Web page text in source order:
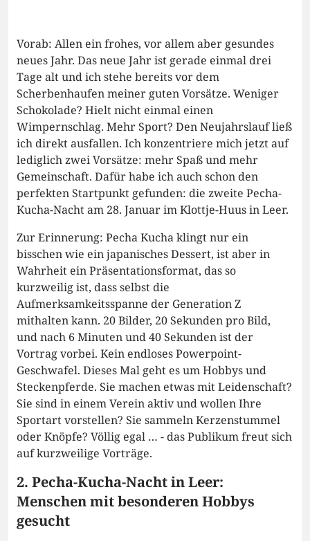
Vorab: Allen ein frohes, vor allem aber gesundes
neues Jahr. Das neue Jahr ist gerade einmal drei
Tage alt und ich stehe bereits vor dem
Scherbenhaufen meiner guten Vorsätze. Weniger
Schokolade? Hielt nicht einmal einen
Wimpernschlag. Mehr Sport? Den Neujahrslauf ließ
ich direkt ausfallen. Ich konzentriere mich jetzt auf
lediglich zwei Vorsätze: mehr Spaß und mehr
Gemeinschaft. Dafür habe ich auch schon den
perfekten Startpunkt gefunden: die zweite Pecha-
Kucha-Nacht am 28. Januar im Klottje-Huus in Leer.
Zur Erinnerung: Pecha Kucha klingt nur ein
bisschen wie ein japanisches Dessert, ist aber in
Wahrheit ein Präsentationsformat, das so
kurzweilig ist, dass selbst die
Aufmerksamkeitsspanne der Generation Z
mithalten kann. 20 Bilder, 20 Sekunden pro Bild,
und nach 6 Minuten und 40 Sekunden ist der
Vortrag vorbei. Kein endloses Powerpoint-
Geschwafel. Dieses Mal geht es um Hobbys und
Steckenpferde. Sie machen etwas mit Leidenschaft?
Sie sind in einem Verein aktiv und wollen Ihre
Sportart vorstellen? Sie sammeln Kerzenstummel
oder Knöpfe? Völlig egal … - das Publikum freut sich
auf kurzweilige Vorträge.
2. Pecha-Kucha-Nacht in Leer:
Menschen mit besonderen Hobbys
gesucht